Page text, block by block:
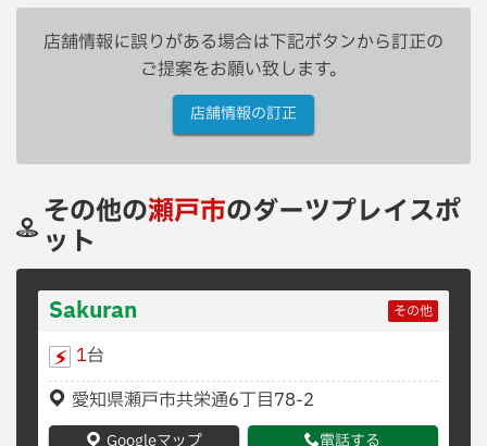
店舗情報に誤りがある場合は下記ボタンから訂正の
ご提案をお願い致します。
店舗情報の訂正
その他の瀬戸市のダーツプレイスポ
ット
Sakuran その他
1台
愛知県瀬戸市共栄通6丁目78-2